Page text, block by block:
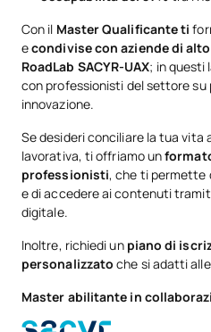
Con il Master Qualificante ti
econdivise con aziende di
RoadLab SACYR-UAX; in questi
con professionisti del settore
innovazione.
Se desideri conciliare la tua vita
lavorativa, ti offriamo un
professionisti, che ti permette
e di accedere ai contenuti
digitale.
Inoltre, richiedi un piano di
personalizzatoche si adatti
Master abilitante in